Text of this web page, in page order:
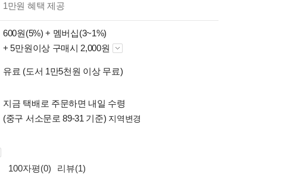
1만원 혜택 제공
600원(5%) + 멤버십(3~1%)
+ 5만원이상 구매시 2,000원
유료 (도서 1만5천원 이상 무료)
지금 택배로 주문하면 내일 수령
(중구 서소문로 89-31 기준) 지역변경
100자평(0) 리뷰(1)